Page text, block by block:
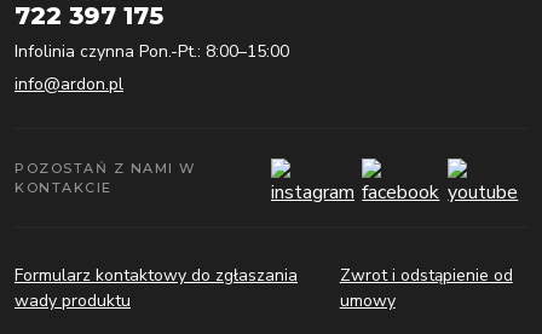
722 397 175
Infolinia czynna Pon.-Pt.: 8:00–15:00
info@ardon.pl
POZOSTAŃ Z NAMI W
KONTAKCIE
Formularz kontaktowy do zgłaszania
wady produktu
Zwrot i odstąpienie od
umowy